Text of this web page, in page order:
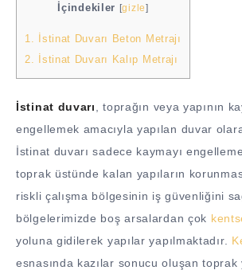
İçindekiler [gizle]
1.
İstinat Duvarı Beton Metrajı
2.
İstinat Duvarı Kalıp Metrajı
İstinat duvarı
, toprağın veya yapının
engellemek amacıyla yapılan duvar
İstinat duvarı sadece kaymayı
toprak üstünde kalan yapıların
riskli çalışma bölgesinin iş güvenliğini
bölgelerimizde boş arsalardan çok
yoluna gidilerek yapılar yapılmaktadır.
esnasında kazılar sonucu oluşan